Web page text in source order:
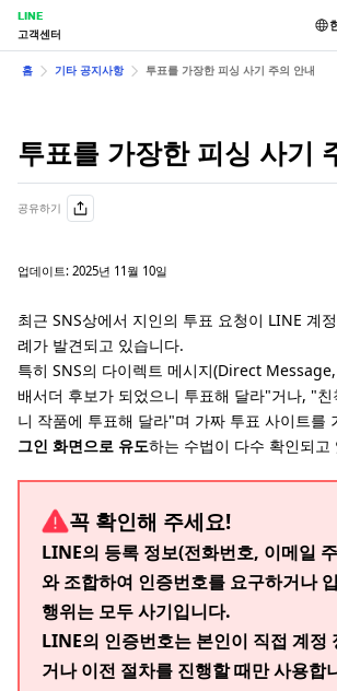
LINE
고객센터
홈 기타 공지사항 투표를 가장한 피싱 사기 주의 안내
투표를 가장한 피싱 사기
공유하기
업데이트: 2025년 11월 10일
최근 SNS상에서 지인의 투표 요청이 LINE 계
례가 발견되고 있습니다.
특히 SNS의 다이렉트 메시지(Direct
배서더 후보가 되었으니 투표해 달라"거나, "
니 작품에 투표해 달라"며 가짜 투표 사이트를
그인 화면으로 유도하는 수법이 다수 확인되고
꼭 확인해 주세요!
LINE의 등록 정보(전화번호, 이메일
와 조합하여 인증번호를 요구하거나
행위는 모두 사기입니다.
LINE의 인증번호는 본인이 직접 계정
거나 이전 절차를 진행할 때만 사용합